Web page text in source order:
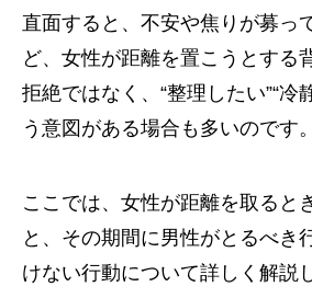
直面すると、不安や焦りが募っ
ど、女性が距離を置こうとする
拒絶ではなく、“整理したい”“冷
う意図がある場合も多いのです。
ここでは、女性が距離を取ると
と、その期間に男性がとるべき
けない行動について詳しく解説